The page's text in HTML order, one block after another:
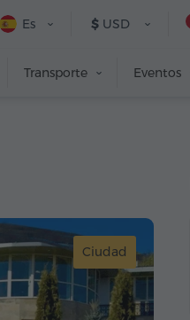
$ USD
Es
Transporte Eventos
Ciudad